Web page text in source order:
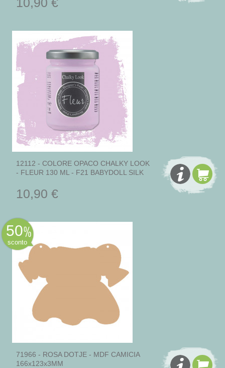
12112 - COLORE OPACO CHALKY LOOK
- FLEUR 130 ML - F21 BABYDOLL SILK
10,90 €
50
sconto
71966 - ROSA DOTJE - MDF CAMICIA
166x123x3MM